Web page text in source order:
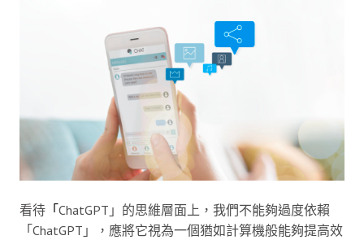
看待 「ChatGPT」的思維層面上，我們不能夠過度依賴
「ChatGPT」，應將它視為一個猶如計算機般能夠提高效